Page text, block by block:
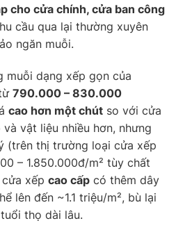
cho cửa chính, cửa ban công
cầu qua lại thường xuyên
ngăn muỗi.
dạng xếp gọn của
790.000 – 830.000
cao hơn một chút so với cửa
vật liệu nhiều hơn, nhưng
(trên thị trường loại cửa xếp
– 1.850.000đ/m² tùy chất
xếp cao cấp có thêm dây
lên đến ~1.1 triệu/m², bù lại
thọ dài lâu.